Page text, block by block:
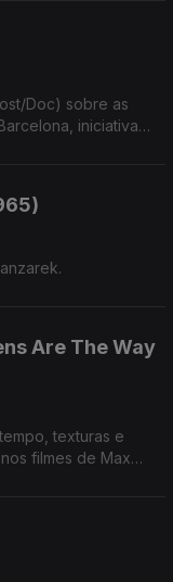
Doc) sobre as
iniciativa
Are The Way
texturas e
filmes de Max